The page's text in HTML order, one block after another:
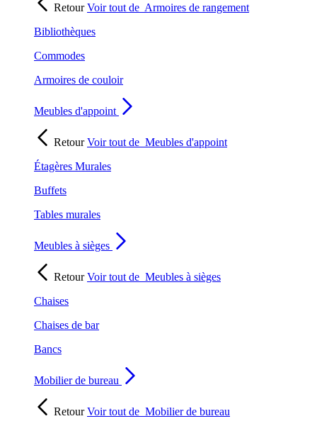
RetourVoir tout de Armoires de rangement
Bibliothèques
Commodes
Armoires de couloir
Meubles d'appoint
RetourVoir tout de Meubles d'appoint
Étagères Murales
Buffets
Tables murales
Meubles à sièges
RetourVoir tout de Meubles à sièges
Chaises
Chaises de bar
Bancs
Mobilier de bureau
RetourVoir tout de Mobilier de bureau